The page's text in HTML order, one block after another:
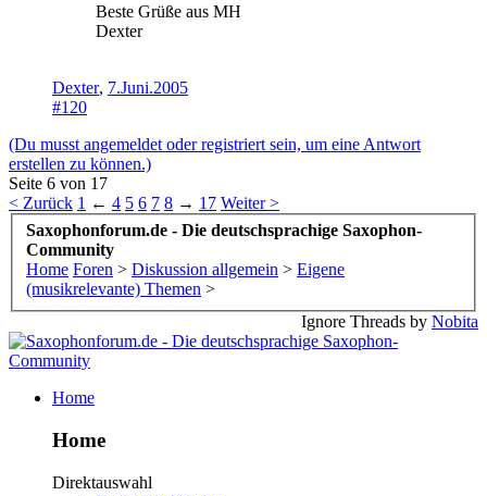
Beste Grüße aus MH
Dexter
Dexter, 7.Juni.2005
#120
(Du musst angemeldet oder registriert sein, um eine Antwort
erstellen zu können.)
Seite 6 von 17
< Zurück 1 ← 4 5 6 7 8 → 17 Weiter >
Saxophonforum.de - Die deutschsprachige Saxophon-
Community
Home Foren > Diskussion allgemein > Eigene
(musikrelevante) Themen >
Ignore Threads by Nobita
Home
Home
Direktauswahl